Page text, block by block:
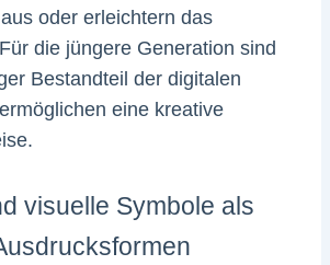
oder erleichtern das
die jüngere Generation sind
Bestandteil der digitalen
eine kreative
visuelle Symbole als